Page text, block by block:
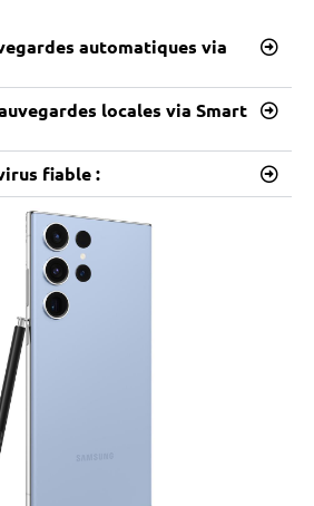
automatiques via
locales via Smart
fiable :